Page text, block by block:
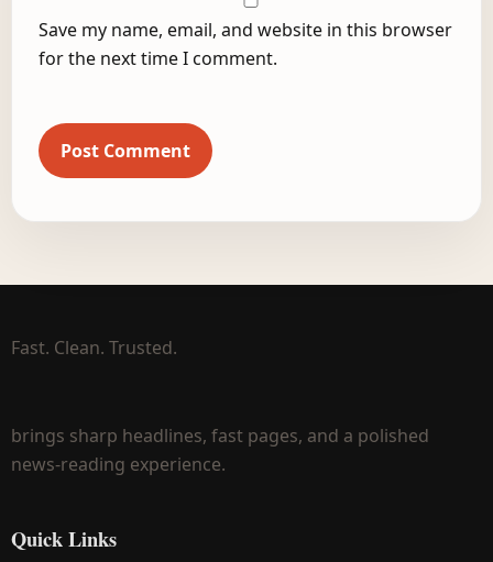
Save my name, email, and website in this browser
for the next time I comment.
Fast. Clean. Trusted.
brings sharp headlines, fast pages, and a polished
news-reading experience.
Quick Links